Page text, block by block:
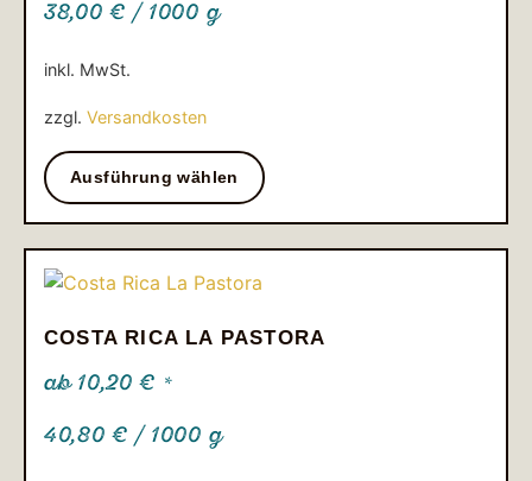
38,00€/1000 g
inkl. MwSt.
zzgl. Versandkosten
Ausführung wählen
COSTA RICA LA PASTORA
ab10,20€ *
40,80€/1000 g